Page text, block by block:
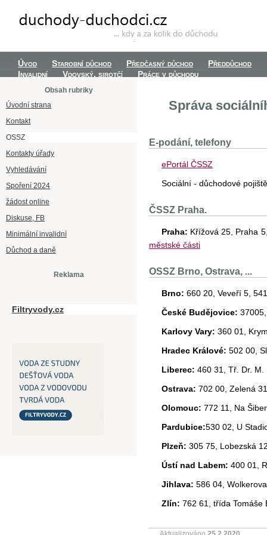
Úvod Starobní důchod Předčasný důchod
Předdůchod
Invalidní
Vdovský, sirotčí Práce v důchodu
Obsah rubriky
Úvodní strana
Kontakt
OSSZ
Kontakty úřady
Vyhledávání
Spoření 2024
žádost online
Diskuse, FB
Minimální invalidní
Důchod a daně
Reklama
Filtryvody.cz
Správa
E-podání, telefony
ePortál ČSSZ
Sociální - důchodové
ČSSZ Praha.
Praha: Křížová 25, Praha
městské části
OSSZ Brno, Ostrava, ...
Brno: 660 20, Veveří 5,
České Budějovice:
Karlovy Vary: 360 01,
Hradec Králové: 502 00,
Liberec: 460 31, Tř. Dr. M.
Ostrava: 702 00, Zelená
Olomouc: 772 11, Na
Pardubice:530 02, U
Plzeň: 305 75, Lobezská
Ústí nad Labem: 400 01,
Jihlava: 586 04,
Zlín: 762 61, třída Tomáše